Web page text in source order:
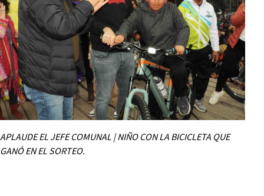
APLAUDE EL JEFE COMUNAL | NIÑO CON LA BICICLETA QUE
GANÓ EN EL SORTEO.